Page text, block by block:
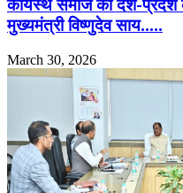
कायस्थ समाज का देश-प्रदेश
मुख्यमंत्री विष्णुदेव साय…..
March 30, 2026